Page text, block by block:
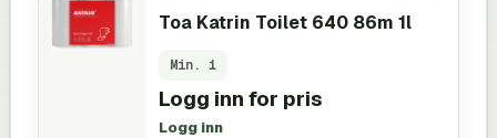
Toa Katrin Toilet 640 86m 1l
Min. 1
Logg inn for pris
Logg inn